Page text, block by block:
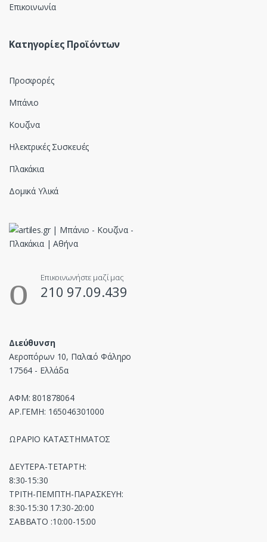
Επικοινωνία
Κατηγορίες Προϊόντων
Προσφορές
Μπάνιο
Κουζίνα
Ηλεκτρικές Συσκευές
Πλακάκια
Δομικά Υλικά
Επικοινωνήστε μαζί μας
210 97.09.439
Διεύθυνση
Αεροπόρων 10, Παλαιό Φάληρο
17564 - Ελλάδα
ΑΦΜ: 801878064
ΑΡ.ΓΕΜΗ: 165046301000
ΩΡΑΡΙΟ ΚΑΤΑΣΤΗΜΑΤΟΣ
ΔΕΥΤΕΡΑ-ΤΕΤΑΡΤΗ:
8:30-15:30
ΤΡΙΤΗ-ΠΕΜΠΤΗ-ΠΑΡΑΣΚΕΥΗ:
8:30-15:30 17:30-20:00
ΣΑΒΒΑΤΟ :10:00-15:00